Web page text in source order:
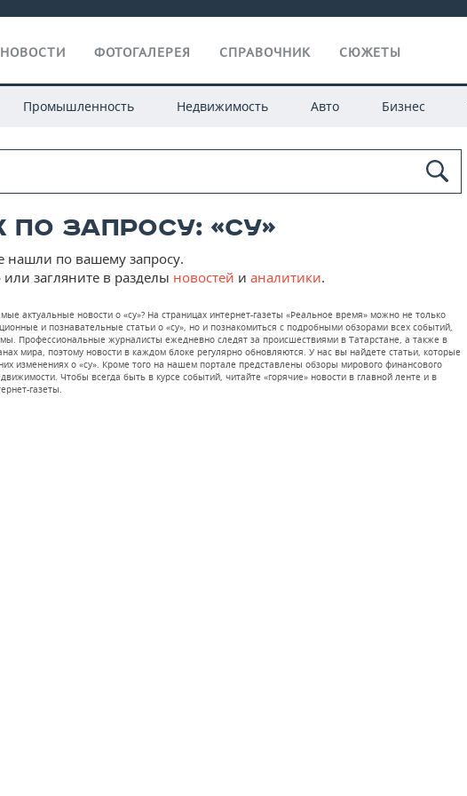
НОВОСТИ ФОТОГАЛЕРЕЯ СПРАВОЧНИК СЮЖЕТЫ
Промышленность Недвижимость Авто Бизнес
по запросу: «су»
нашли по вашему запросу.
загляните в разделы новостей и аналитики.
актуальные новости о «су»? На страницах интернет-газеты «Реальное время» можно не только
и познавательные статьи о «су», но и познакомиться с подробными обзорами всех событий,
Профессиональные журналисты ежедневно следят за происшествиями в Татарстане, а также в
мира, поэтому новости в каждом блоке регулярно обновляются. У нас вы найдете статьи, которые
изменениях о «су». Кроме того на нашем портале представлены обзоры мирового финансового
Чтобы всегда быть в курсе событий, читайте «горячие» новости в главной ленте и в
газеты.